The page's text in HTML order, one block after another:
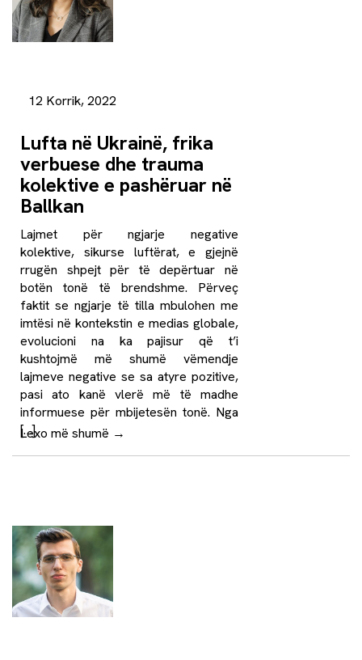
12 Korrik, 2022
Lufta në Ukrainë, frika
verbuese dhe trauma
kolektive e pashëruar në
Ballkan
Lajmet për ngjarje negative
kolektive, sikurse luftërat, e gjejnë
rrugën shpejt për të depërtuar në
botën tonë të brendshme. Përveç
faktit se ngjarje të tilla mbulohen me
imtësi në kontekstin e medias globale,
evolucioni na ka pajisur që t’i
kushtojmë më shumë vëmendje
lajmeve negative se sa atyre pozitive,
pasi ato kanë vlerë më të madhe
informuese për mbijetesën tonë. Nga
[…]
Lexo më shumë →